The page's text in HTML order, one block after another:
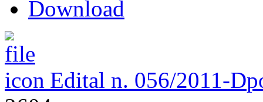
Download
Edital n. 056/2011-D